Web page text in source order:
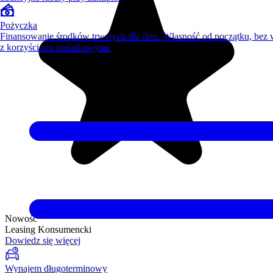
Nowość
Leasing Konsumencki
Dowiedz się więcej
Wynajem długoterminowy
Pożyczka
Finansowanie środków trwałych dla firm. Własność od początku, bez
z korzyściami podatkowymi.